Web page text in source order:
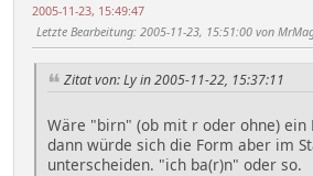
2005-11-23, 15:49:47
Letzte Bearbeitung: 2005-11-23, 15:51:00 von
Zitat von: Ly in 2005-11-22, 15:37:11
Wäre "birn" (ob mit r oder ohne) ein
dann würde sich die Form aber im
unterscheiden. "ich ba(r)n" oder so.